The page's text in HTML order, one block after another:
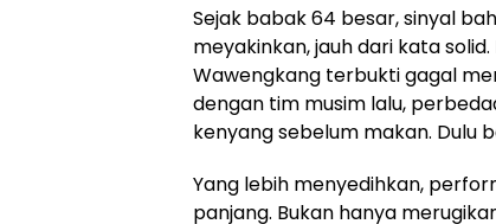
Sejak babak 64 besar, sinyal
meyakinkan, jauh dari kata
Wawengkang terbukti gagal
dengan tim musim lalu,
kenyang sebelum makan. Dulu
Yang lebih menyedihkan,
panjang. Bukan hanya